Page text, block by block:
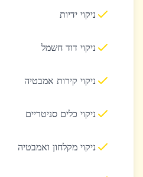
ניקוי ידיות
ניקוי דוד חשמל
ניקוי קירות אמבטיה
ניקוי כלים סניטריים
ניקוי מקלחון ואמבטיה